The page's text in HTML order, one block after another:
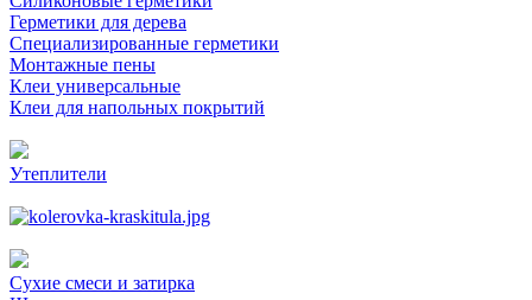
Герметики для дерева
Специализированные герметики
Монтажные пены
Клеи универсальные
Клеи для напольных покрытий
Утеплители
Сухие смеси и затирка